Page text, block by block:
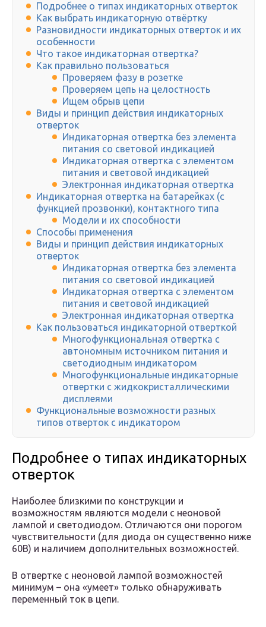
Подробнее о типах индикаторных отверток
Как выбрать индикаторную отвёртку
Разновидности индикаторных отверток и их
особенности
Что такое индикаторная отвертка?
Как правильно пользоваться
Проверяем фазу в розетке
Проверяем цепь на целостность
Ищем обрыв цепи
Виды и принцип действия индикаторных
отверток
Индикаторная отвертка без элемента
питания со световой индикацией
Индикаторная отвертка с элементом
питания и световой индикацией
Электронная индикаторная отвертка
Индикаторная отвертка на батарейках (с
функцией прозвонки), контактного типа
Модели и их способности
Способы применения
Виды и принцип действия индикаторных
отверток
Индикаторная отвертка без элемента
питания со световой индикацией
Индикаторная отвертка с элементом
питания и световой индикацией
Электронная индикаторная отвертка
Как пользоваться индикаторной отверткой
Многофункциональная отвертка с
автономным источником питания и
светодиодным индикатором
Многофункциональные индикаторные
отвертки с жидкокристаллическими
дисплеями
Функциональные возможности разных
типов отверток с индикатором
Подробнее о типах индикаторных
отверток
Наиболее близкими по конструкции и
возможностям являются модели с неоновой
лампой и светодиодом. Отличаются они порогом
чувствительности (для диода он существенно ниже
60В) и наличием дополнительных возможностей.
В отвертке с неоновой лампой возможностей
минимум – она «умеет» только обнаруживать
переменный ток в цепи.